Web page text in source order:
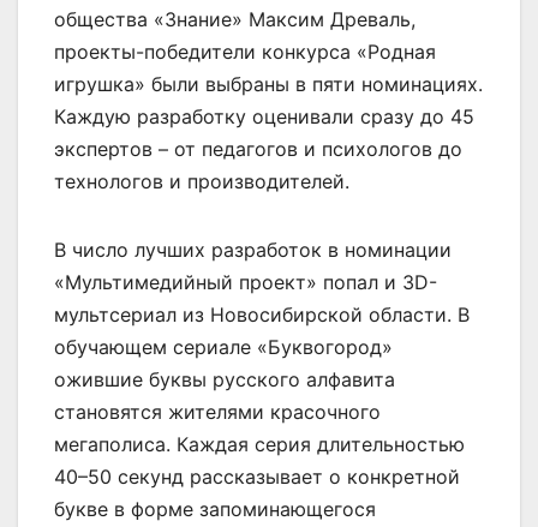
общества «Знание» Максим Древаль,
проекты-победители конкурса «Родная
игрушка» были выбраны в пяти номинациях.
Каждую разработку оценивали сразу до 45
экспертов – от педагогов и психологов до
технологов и производителей.
В число лучших разработок в номинации
«Мультимедийный проект» попал и 3D-
мультсериал из Новосибирской области. В
обучающем сериале «Буквогород»
ожившие буквы русского алфавита
становятся жителями красочного
мегаполиса. Каждая серия длительностью
40–50 секунд рассказывает о конкретной
букве в форме запоминающегося